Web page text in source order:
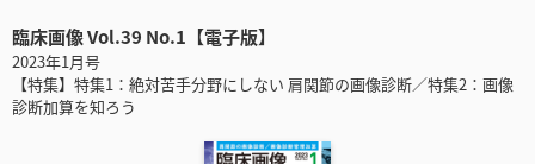
臨床画像 Vol.39 No.1【電子版】
2023年1月号
【特集】特集1：絶対苦手分野にしない 肩関節の画像診断／特集2：画像
診断加算を知ろう